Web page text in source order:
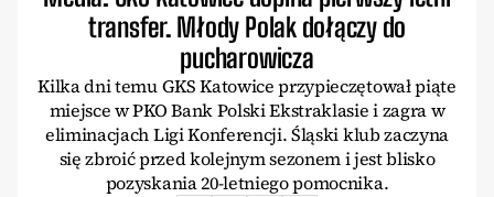
transfer. Młody Polak dołączy do
pucharowicza
Kilka dni temu GKS Katowice przypieczętował piąte
miejsce w PKO Bank Polski Ekstraklasie i zagra w
eliminacjach Ligi Konferencji. Śląski klub zaczyna
się zbroić przed kolejnym sezonem i jest blisko
pozyskania 20-letniego pomocnika.